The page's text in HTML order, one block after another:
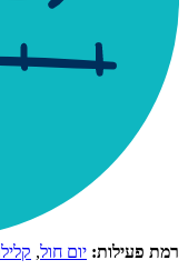
רמת פעילות:יום חול, קלילה